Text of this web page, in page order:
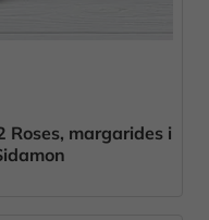
Roses, margarides i